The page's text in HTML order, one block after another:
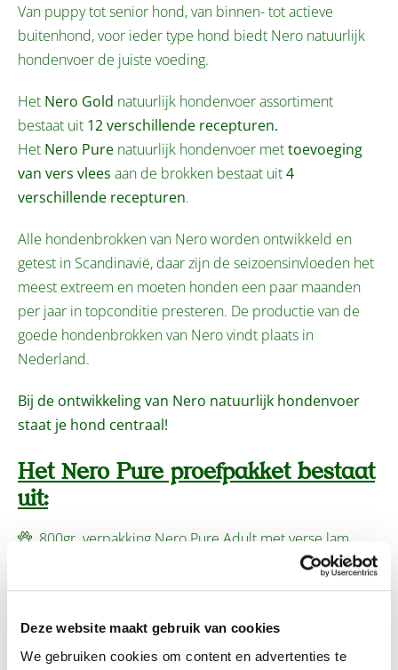
Deze website maakt gebruik van cookies
We gebruiken cookies om content en advertenties te
Van puppy tot senior hond, van binnen- tot actieve
buitenhond, voor ieder type hond biedt Nero natuurlijk
hondenvoer de juiste voeding.
Het Nero Gold natuurlijk hondenvoer assortiment
bestaat uit 12 verschillende recepturen.
Het Nero Pure natuurlijk hondenvoer mettoevoeging
van vers vlees aan de brokken bestaat uit4
verschillende recepturen.
Alle hondenbrokken van Nero worden ontwikkeld en
getest in Scandinavië, daar zijn de seizoensinvloeden het
meest extreem en moeten honden een paar maanden
per jaar in topconditie presteren. De productie van de
goede hondenbrokken van Nero vindt plaats in
Nederland.
Bij de ontwikkeling van Nero natuurlijk hondenvoer
staat je hond centraal!
Het Nero Pure proefpakket bestaat
uit:
800gr. verpakking Nero Pure Adult met verse lam
Nero Pure 100% vlees sticks 100gr
Nero Pure 100% vlees trainers 70gr
Nero Pure maatbeker